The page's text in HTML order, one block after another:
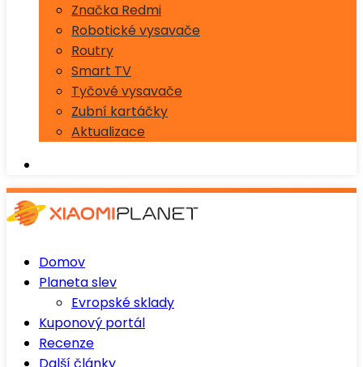
Značka Redmi
Robotické vysavače
Routry
Smart TV
Tyčové vysavače
Zubní kartáčky
Aktualizace
Domov
Planeta slev
Evropské sklady
Kuponový portál
Recenze